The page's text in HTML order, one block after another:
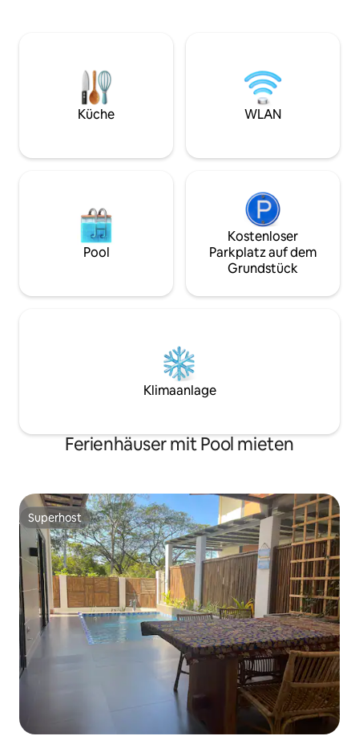
Tauchbecken und die exklusive Nutzung
des gesamten Anwesens. Die Surfspots,
Cafés, Restaurants und
Ausgehmöglichkeiten von Urbiztondo
gehostet.
einen Kamin und
John Hay ist
entfernt und
Cafés befinden
Küche WLAN
Pool
Kostenloser
Parkplatz auf dem
Grundstück
Klimaanlage
Ferienhäuser mit Pool mieten
Superhost
Superhost